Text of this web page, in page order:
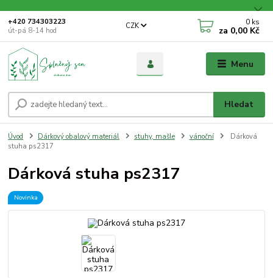
Menu
CZK
Hledat
+420 734303223
út-pá 8-14 hod
0 ks
za 0,00 Kč
Úvod Dárkový obalový materiál stuhy, mašle vánoční
Dárková
stuha ps2317
Dárková stuha ps2317
Novinka